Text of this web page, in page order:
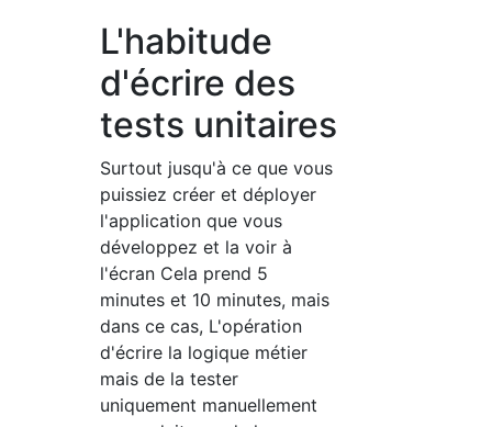
L'habitude
d'écrire des
tests unitaires
Surtout jusqu'à ce que vous
puissiez créer et déployer
l'application que vous
développez et la voir à
l'écran Cela prend 5
minutes et 10 minutes, mais
dans ce cas, L'opération
d'écrire la logique métier
mais de la tester
uniquement manuellement